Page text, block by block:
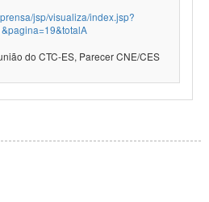
jsp/visualiza/index.jsp?
do CTC-ES, Parecer CNE/CES